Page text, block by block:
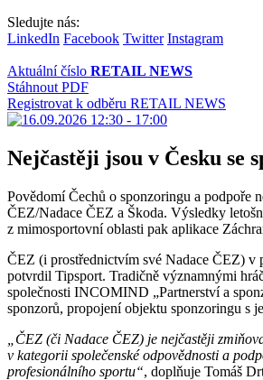
Sledujte nás:
LinkedIn Facebook Twitter Instagram
Aktuální číslo RETAIL NEWS
Stáhnout PDF
Registrovat k odběru RETAIL NEWS
Nejčastěji jsou v Česku se
Povědomí Čechů o sponzoringu a podpoře
ČEZ/Nadace ČEZ a Škoda. Výsledky
z mimosportovní oblasti pak aplikace
ČEZ (i prostřednictvím své Nadace ČEZ) v
potvrdil Tipsport. Tradičně významnými
společnosti INCOMIND „Partnerství a
sponzorů, propojení objektu sponzoringu s
„ČEZ (či Nadace ČEZ) je nejčastěji
v kategorii společenské odpovědnosti a
profesionálního sportu“, doplňuje Tomáš